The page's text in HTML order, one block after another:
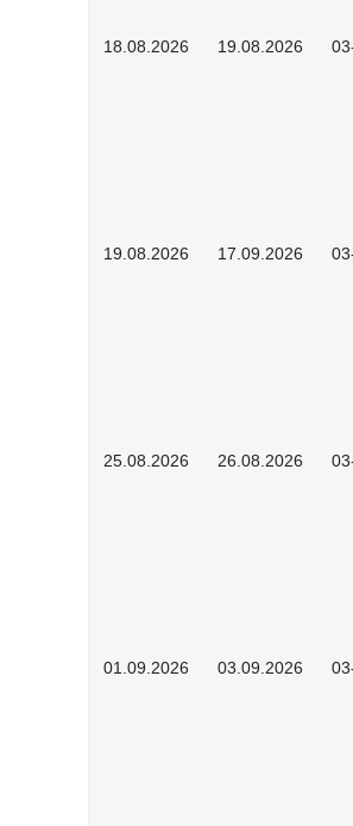
18.08.2026 19.08.2026
19.08.2026 17.09.2026
25.08.2026 26.08.2026
01.09.2026 03.09.2026